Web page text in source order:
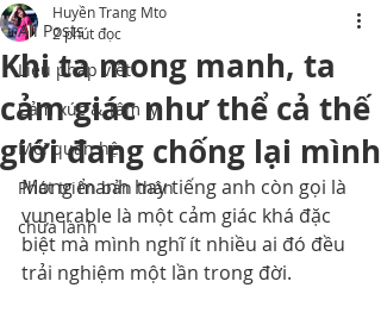
All Posts
Liệu pháp viết
Cảm xúc & Tâm lý
Mối quan hệ
Phát triển bản thân
chữa lành
Khi ta mong manh, ta
cảm giác như thể cả thế
giới đang chống lại mình
Huyền Trang Mto
2 phút đọc
Mong manh hay tiếng anh còn gọi là
vunerable là một cảm giác khá đặc
biệt mà mình nghĩ ít nhiều ai đó đều
trải nghiệm một lần trong đời.